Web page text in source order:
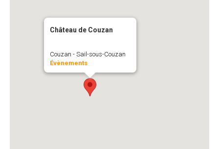
Château de Couzan
Couzan - Sail-sous-Couzan
Évènements